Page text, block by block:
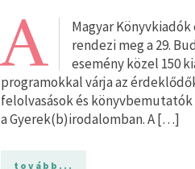
A
Magyar
rendezi meg a 29.
esemény közel 150
programokkal várja az
felolvasások és
a Gyerek(b)irodalomban. A […]
tovább...